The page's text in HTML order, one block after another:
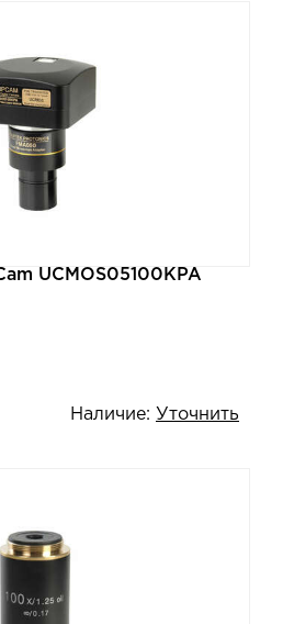
UCMOS05100KPA
Наличие: Уточнить